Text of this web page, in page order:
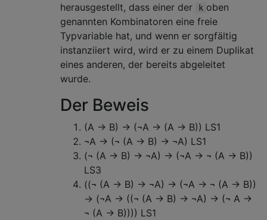
herausgestellt, dass einer der
k oben
genannten Kombinatoren eine freie
Typvariable hat, und wenn er sorgfältig
instanziiert wird, wird er zu einem Duplikat
eines anderen, der bereits abgeleitet
wurde.
Der Beweis
(A → B) → (¬A → (A → B)) LS1
¬A → (¬ (A → B) → ¬A) LS1
(¬ (A → B) → ¬A) → (¬A → ¬ (A → B))
LS3
((¬ (A → B) → ¬A) → (¬A → ¬ (A → B))
→ (¬A → ((¬ (A → B) → ¬A) → (¬ A →
¬ (A → B)))) LS1